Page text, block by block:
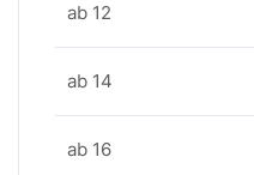
ab 12
ab 14
ab 16